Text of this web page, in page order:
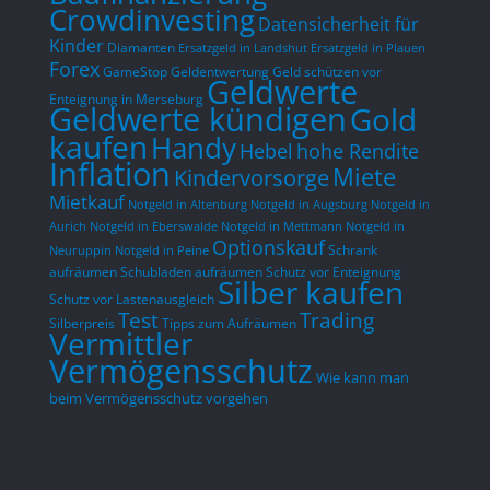
CrowdinvestingDatensicherheit für
Kinder Diamanten Ersatzgeld in Landshut Ersatzgeld in Plauen
ForexGameStopGeldentwertungGeld schützen vor
Enteignung in Merseburg Geldwerte
Geldwerte kündigenGold
kaufenHandyHebel hohe Rendite
Inflation KindervorsorgeMiete
Mietkauf Notgeld in Altenburg Notgeld in Augsburg Notgeld in
Aurich Notgeld in Eberswalde Notgeld in Mettmann Notgeld in
Neuruppin Notgeld in Peine OptionskaufSchrank
aufräumenSchubladen aufräumenSchutz vor Enteignung
Schutz vor Lastenausgleich Silber kaufen
Silberpreis TestTipps zum AufräumenTrading
Vermittler
Vermögensschutz Wie kann man
beim Vermögensschutz vorgehen